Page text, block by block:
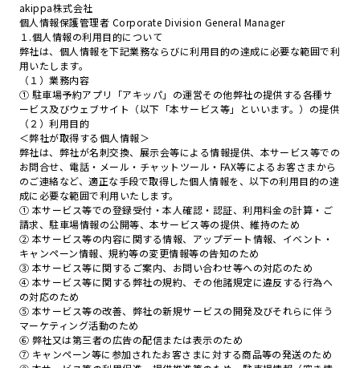
akippa株式会社
個人情報保護管理者 Corporate Division General Manager
１.個人情報の利用目的について
弊社は、個人情報を下記業務ならびに利用目的の達成に必要な範囲で利
用いたします。
（１）業務内容
① 駐車場予約アプリ「アキッパ」の運営その他弊社の提供する各種サ
ービス及びウェブサイト（以下「本サービス等」といいます。）の提供
（２）利用目的
＜弊社が取得する個人情報＞
弊社は、弊社が名刺交換、展示会等による情報提供、本サービス等での
お問合せ、電話・メール・チャットツール・FAX等によるお客さまから
のご連絡など、適正な手段で取得した個人情報を、以下の利用目的の達
成に必要な範囲で利用いたします。
① 本サービス等での登録受付・本人確認・認証、利用料金の計算・ご
請求、駐車場情報の公開等、本サービス等の提供、維持のため
② 本サービス等の内容に関する情報、アップデート情報、イベント・
キャンペーン情報、規約等の変更情報等の告知のため
③ 本サービス等に関するご案内、お問い合わせ等への対応のため
④ 本サービス等に関する弊社の規約、その他諸規定に違反する行為へ
の対応のため
⑤ 本サービス等の改善、弊社の新規サービスの開発及びそれらに伴う
マーケティング活動のため
⑥ 弊社又は第三者の広告の配信または表示のため
⑦ キャンペーン等に参加されたお客さまに対する商品等の発送のため